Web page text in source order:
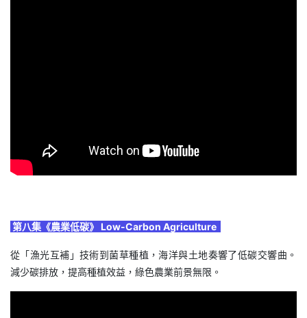
第八集《農業低碳》 Low-Carbon Agriculture
從「漁光互補」技術到菌草種植，海洋與土地奏響了低碳交響曲。
減少碳排放，提高種植效益，綠色農業前景無限。